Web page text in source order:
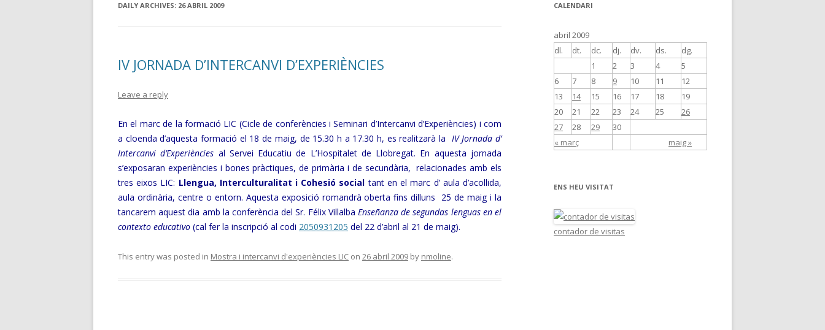
DAILY ARCHIVES: 26 ABRIL 2009
IV JORNADA D’INTERCANVI D’EXPERIÈNCIES
Leave a reply
En el marc de la formació LIC (Cicle de conferències i Seminari d’Intercanvi d’Experiències) i com
a cloenda d’aquesta formació el 18 de maig, de 15.30 h a 17.30 h, es realitzarà la IV Jornada d’
Intercanvi d’Experiències al Servei Educatiu de L’Hospitalet de Llobregat. En aquesta jornada
s’exposaran experiències i bones pràctiques, de primària i de secundària, relacionades amb els
tres eixos LIC: Llengua, Interculturalitat i Cohesió social tant en el marc d’ aula d’acollida,
aula ordinària, centre o entorn. Aquesta exposició romandrà oberta fins dilluns 25 de maig i la
tancarem aquest dia amb la conferència del Sr. Félix Villalba Enseñanza de segundas lenguas en el
contexto educativo (cal fer la inscripció al codi 2050931205 del 22 d’abril al 21 de maig).
This entry was posted in Mostra i intercanvi d'experiències LIC on 26 abril 2009 by nmoline.
CALENDARI
abril 2009
dl.
dt. dc. dj. dv. ds. dg.
« març maig »
1 2 3 4
5
6
7 8 9 10 11
12
13
14 15 16 17 18
19
20
21 22 23 24 25
26
27
28 29 30
ENS HEU VISITAT
contador de visitas